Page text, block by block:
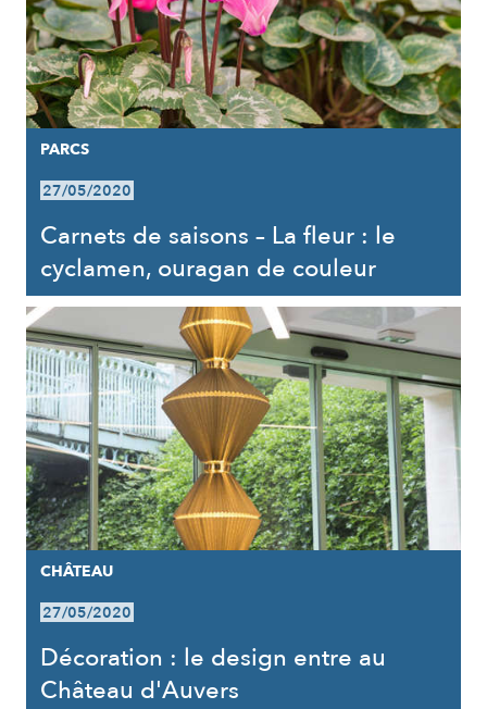
PARCS
27/05/2020
Carnets de saisons – La fleur : le
cyclamen, ouragan de couleur
CHÂTEAU
27/05/2020
Décoration : le design entre au
Château d'Auvers